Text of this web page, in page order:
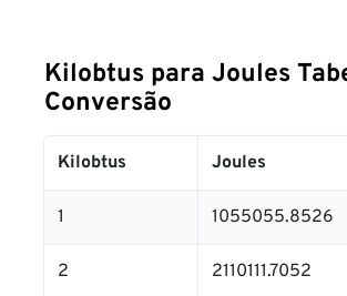
Kilobtus para Joules
Conversão
Kilobtus Joules
1 1055055.8526
2 2110111.7052